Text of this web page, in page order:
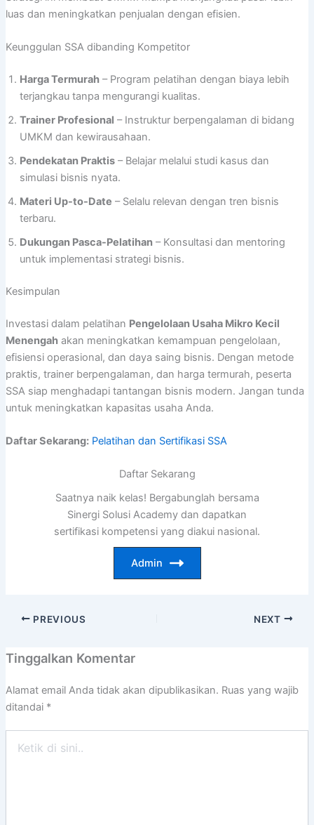
luas dan meningkatkan penjualan dengan efisien.
Keunggulan SSA dibanding Kompetitor
Harga Termurah– Program pelatihan dengan biaya lebih
terjangkau tanpa mengurangi kualitas.
Trainer Profesional – Instruktur berpengalaman di bidang
UMKM dan kewirausahaan.
Pendekatan Praktis– Belajar melalui studi kasus dan
simulasi bisnis nyata.
Materi Up-to-Date – Selalu relevan dengan tren bisnis
terbaru.
Dukungan Pasca-Pelatihan– Konsultasi dan mentoring
untuk implementasi strategi bisnis.
Kesimpulan
Investasi dalam pelatihan Pengelolaan Usaha Mikro Kecil
Menengahakan meningkatkan kemampuan pengelolaan,
efisiensi operasional, dan daya saing bisnis. Dengan metode
praktis, trainer berpengalaman, dan harga termurah, peserta
SSA siap menghadapi tantangan bisnis modern. Jangan tunda
untuk meningkatkan kapasitas usaha Anda.
Daftar Sekarang: Pelatihan dan Sertifikasi SSA
Daftar Sekarang
Saatnya naik kelas! Bergabunglah bersama
Sinergi Solusi Academy dan dapatkan
sertifikasi kompetensi yang diakui nasional.
Admin
PREVIOUS NEXT
Tinggalkan Komentar
Alamat email Anda tidak akan dipublikasikan. Ruas yang wajib
ditandai *